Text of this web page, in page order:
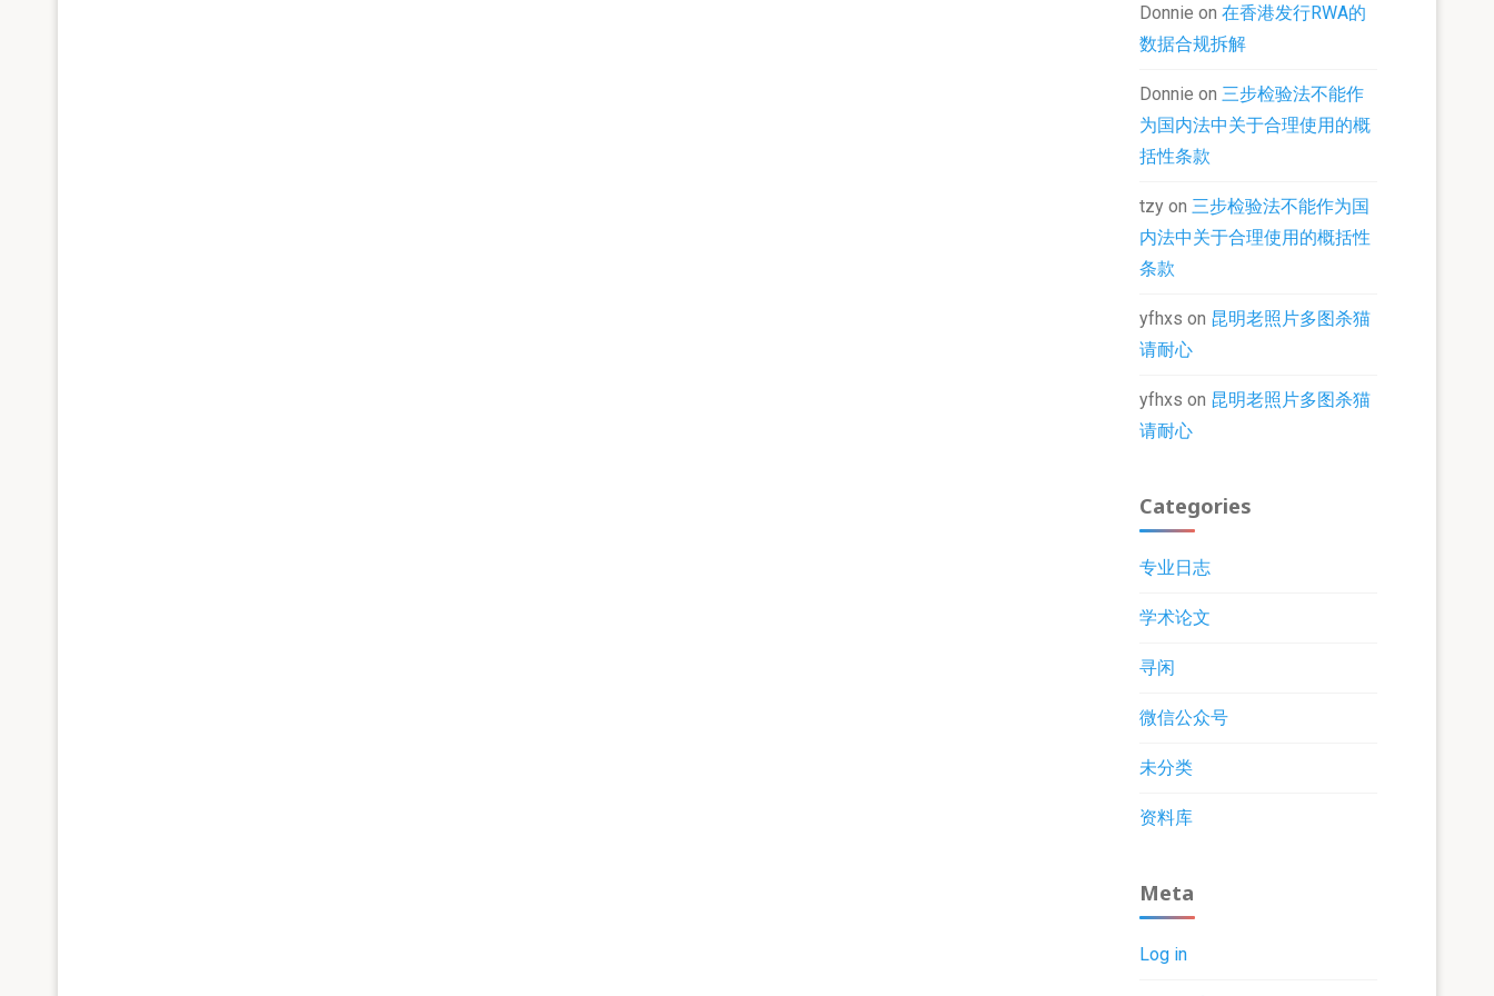
Donnie on在香港发行RWA的
数据合规拆解
Donnie on三步检验法不能作
为国内法中关于合理使用的概
括性条款
tzy on三步检验法不能作为国
内法中关于合理使用的概括性
条款
yfhxs on 昆明老照片多图杀猫
请耐心
yfhxs on 昆明老照片多图杀猫
请耐心
Categories
专业日志
学术论文
寻闲
微信公众号
未分类
资料库
Meta
Log in